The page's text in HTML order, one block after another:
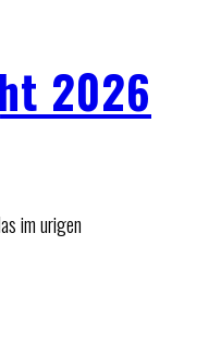
2026
im urigen